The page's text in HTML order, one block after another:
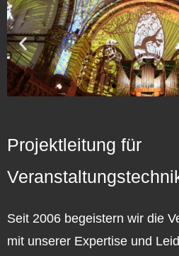
Projektleitung für
Seit 2006 begeistern wir die
mit unserer Expertise und